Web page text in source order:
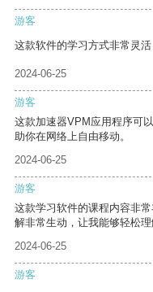
游客
这款软件的学习方式非常灵
2024-06-25
游客
这款加速器VPM应用程序可
助你在网络上自由移动。
2024-06-25
游客
这款学习软件的课程内容非
解非常生动，让我能够轻松理
2024-06-25
游客